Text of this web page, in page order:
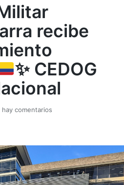
recibe
✨CEDOG
hay comentarios